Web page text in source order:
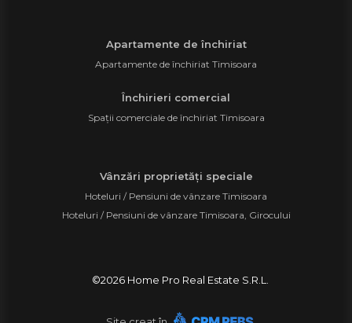
Apartamente de închiriat
Apartamente de închiriat Timisoara
Închirieri comercial
Spații comerciale de închiriat Timisoara
Vânzări proprietăți speciale
Hoteluri / Pensiuni de vânzare Timisoara
Hoteluri / Pensiuni de vânzare Timisoara, Girocului
©2026Home Pro Real Estate S.R.L.